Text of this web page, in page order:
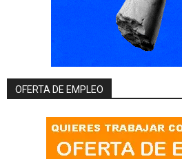
OFERTA DE EMPLEO